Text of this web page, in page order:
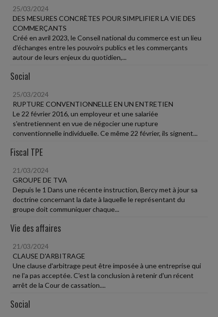
25/03/2024
DES MESURES CONCRÈTES POUR SIMPLIFIER LA VIE DES
COMMERÇANTS
Créé en avril 2023, le Conseil national du commerce est un lieu
d'échanges entre les pouvoirs publics et les commerçants
autour de leurs enjeux du quotidien,...
Social
25/03/2024
RUPTURE CONVENTIONNELLE EN UN ENTRETIEN
Le 22 février 2016, un employeur et une salariée
s'entretiennent en vue de négocier une rupture
conventionnelle individuelle. Ce même 22 février, ils signent...
Fiscal TPE
21/03/2024
GROUPE DE TVA
Depuis le 1 Dans une récente instruction, Bercy met à jour sa
doctrine concernant la date à laquelle le représentant du
groupe doit communiquer chaque...
Vie des affaires
21/03/2024
CLAUSE D'ARBITRAGE
Une clause d'arbitrage peut être imposée à une entreprise qui
ne l'a pas acceptée. C'est la conclusion à retenir d'un récent
arrêt de la Cour de cassation....
Social